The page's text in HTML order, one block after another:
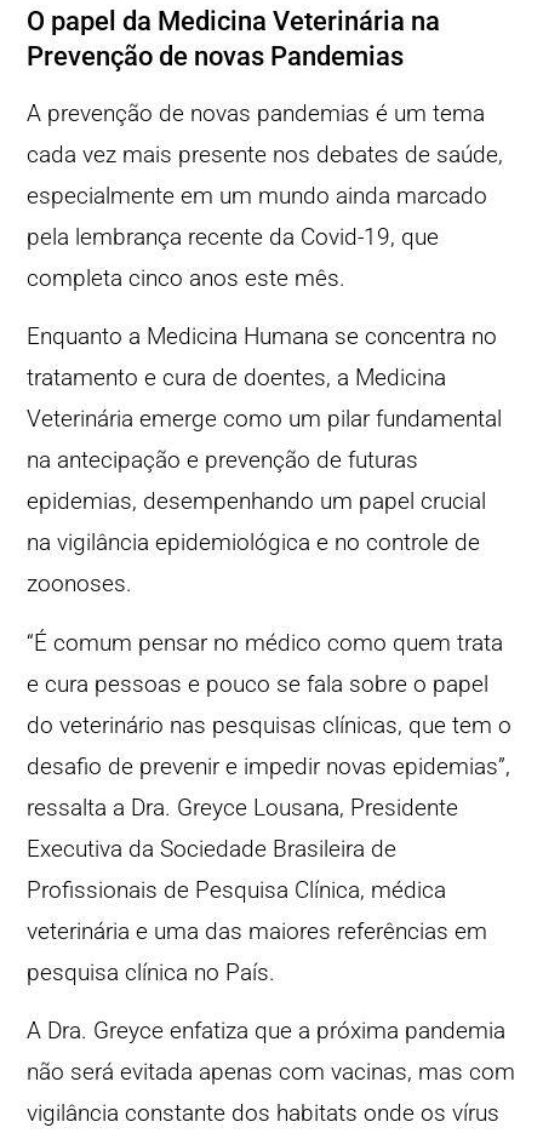
O papel da Medicina Veterinária na
Prevenção de novas Pandemias
A prevenção de novas pandemias é um tema
cada vez mais presente nos debates de saúde,
especialmente em um mundo ainda marcado
pela lembrança recente da Covid-19, que
completa cinco anos este mês.
Enquanto a Medicina Humana se concentra no
tratamento e cura de doentes, a Medicina
Veterinária emerge como um pilar fundamental
na antecipação e prevenção de futuras
epidemias, desempenhando um papel crucial
na vigilância epidemiológica e no controle de
zoonoses.
“É comum pensar no médico como quem trata
e cura pessoas e pouco se fala sobre o papel
do veterinário nas pesquisas clínicas, que tem o
desafio de prevenir e impedir novas epidemias”,
ressalta a Dra. Greyce Lousana, Presidente
Executiva da Sociedade Brasileira de
Profissionais de Pesquisa Clínica, médica
veterinária e uma das maiores referências em
pesquisa clínica no País.
A Dra. Greyce enfatiza que a próxima pandemia
não será evitada apenas com vacinas, mas com
vigilância constante dos habitats onde os vírus